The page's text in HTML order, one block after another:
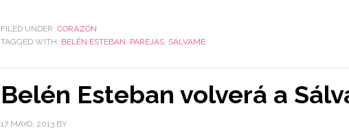
FILED UNDER: CORAZÓN
TAGGED WITH: BELÉN ESTEBAN, PAREJAS, SÁLVAME
Belén Esteban volverá a
17 MAYO, 2013 BY